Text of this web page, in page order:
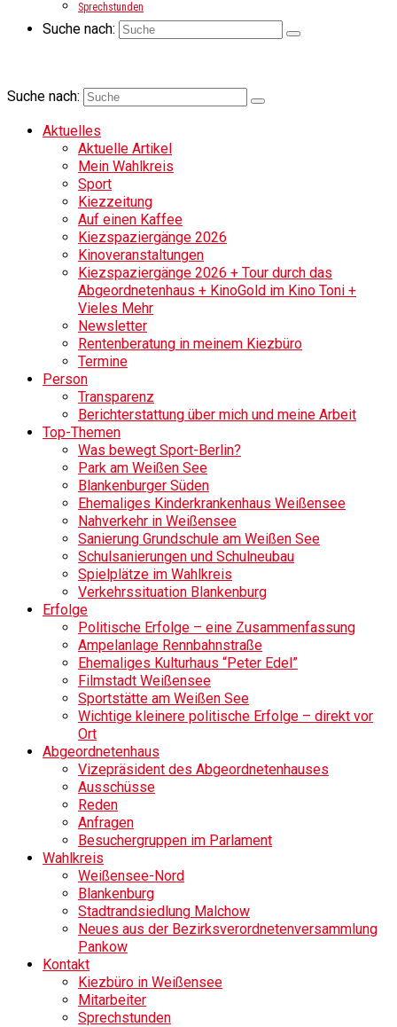
Sprechstunden
Suche nach:
Suche nach:
Aktuelles
Aktuelle Artikel
Mein Wahlkreis
Sport
Kiezzeitung
Auf einen Kaffee
Kiezspaziergänge 2026
Kinoveranstaltungen
Kiezspaziergänge 2026 + Tour durch das
Abgeordnetenhaus + KinoGold im Kino Toni +
Vieles Mehr
Newsletter
Rentenberatung in meinem Kiezbüro
Termine
Person
Transparenz
Berichterstattung über mich und meine Arbeit
Top-Themen
Was bewegt Sport-Berlin?
Park am Weißen See
Blankenburger Süden
Ehemaliges Kinderkrankenhaus Weißensee
Nahverkehr in Weißensee
Sanierung Grundschule am Weißen See
Schulsanierungen und Schulneubau
Spielplätze im Wahlkreis
Verkehrssituation Blankenburg
Erfolge
Politische Erfolge – eine Zusammenfassung
Ampelanlage Rennbahnstraße
Ehemaliges Kulturhaus “Peter Edel”
Filmstadt Weißensee
Sportstätte am Weißen See
Wichtige kleinere politische Erfolge – direkt vor
Ort
Abgeordnetenhaus
Vizepräsident des Abgeordnetenhauses
Ausschüsse
Reden
Anfragen
Besuchergruppen im Parlament
Wahlkreis
Weißensee-Nord
Blankenburg
Stadtrandsiedlung Malchow
Neues aus der Bezirksverordnetenversammlung
Pankow
Kontakt
Kiezbüro in Weißensee
Mitarbeiter
Sprechstunden